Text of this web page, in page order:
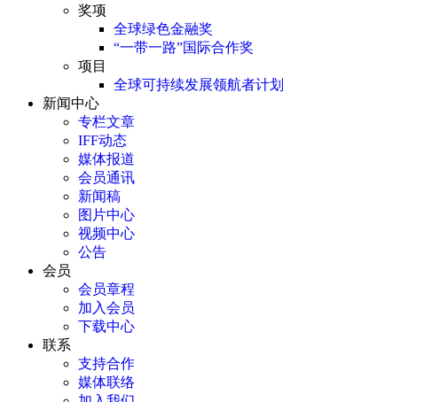
奖项
全球绿色金融奖
“一带一路”国际合作奖
项目
全球可持续发展领航者计划
新闻中心
专栏文章
IFF动态
媒体报道
会员通讯
新闻稿
图片中心
视频中心
公告
会员
会员章程
加入会员
下载中心
联系
支持合作
媒体联络